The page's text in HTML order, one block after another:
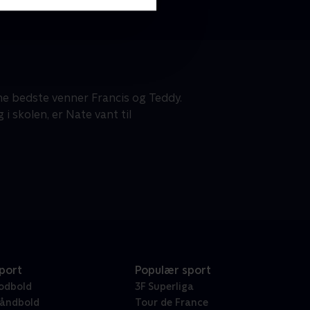
bedste venner Francis og Teddy.
skolen, er Nate vant til
Populær sport
3F Superliga
Tour de France